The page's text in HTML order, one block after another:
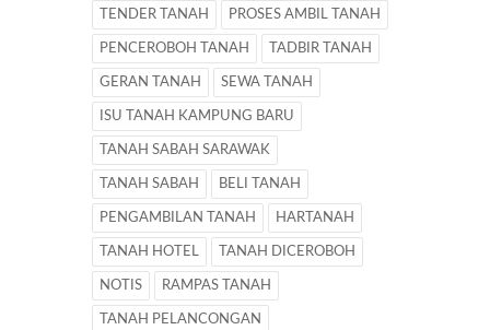
TENDER TANAH PROSES AMBIL TANAH
PENCEROBOH TANAH TADBIR TANAH
GERAN TANAH SEWA TANAH
ISU TANAH KAMPUNG BARU
TANAH SABAH SARAWAK
TANAH SABAH BELI TANAH
PENGAMBILAN TANAH HARTANAH
TANAH HOTEL TANAH DICEROBOH
NOTIS RAMPAS TANAH
TANAH PELANCONGAN